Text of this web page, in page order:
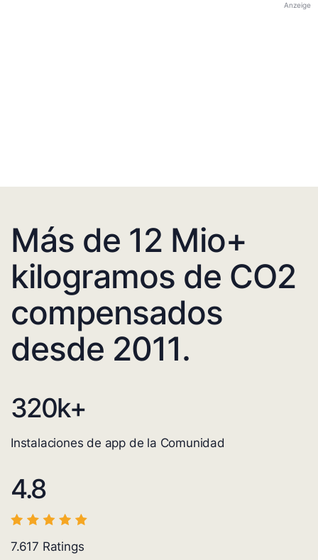
Anzeige
Más de 12 Mio+
kilogramos de CO2
compensados
desde 2011.
320k+
Instalaciones de app de la Comunidad
4.8
7.617 Ratings